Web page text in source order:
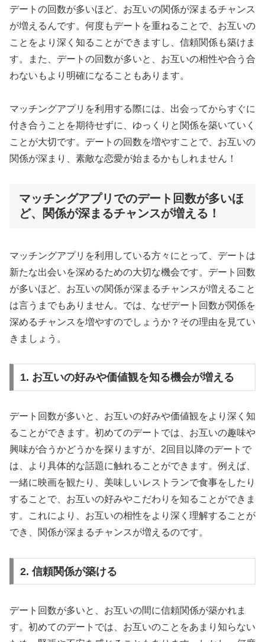
デートの回数が多いほど、お互いの関係が深まるチャンス
が増えるんです。何度もデートを重ねることで、お互いの
ことをより深く知ることができますし、信頼関係も築けま
す。また、デートの回数が多いと、お互いの相性や合う合
わないもより明確になることもあります。
マッチングアプリを利用する際には、出会ってからすぐに
付き合うことを期待せずに、ゆっくりと関係を築いていく
ことが大切です。デートの回数を増やすことで、お互いの
関係が深まり、素敵な恋愛が始まるかもしれません！
マッチングアプリでのデート回数が多いほ
ど、関係が深まるチャンスが増える！
マッチングアプリを利用している方々にとって、デートは
新たな出会いを深めるための大切な機会です。デート回数
が多いほど、お互いの関係が深まるチャンスが増えること
は言うまでもありません。では、なぜデート回数が関係を
深めるチャンスを増やすのでしょうか？その理由を見てい
きましょう。
1. お互いの好みや価値観を知る機会が増える
デート回数が多いと、お互いの好みや価値観をより深く知
ることができます。初めてのデートでは、お互いの趣味や
興味が合うかどうかを探りますが、2回目以降のデートで
は、より具体的な話題に触れることができます。例えば、
一緒に映画を観たり、美味しいレストランで食事をしたり
することで、お互いの好みやこだわりを知ることができま
す。これにより、お互いの相性をより深く理解することが
でき、関係が深まるチャンスが増えるのです。
2. 信頼関係が築ける
デート回数が多いと、お互いの間に信頼関係が築かれま
す。初めてのデートでは、お互いのことをあまり知らない